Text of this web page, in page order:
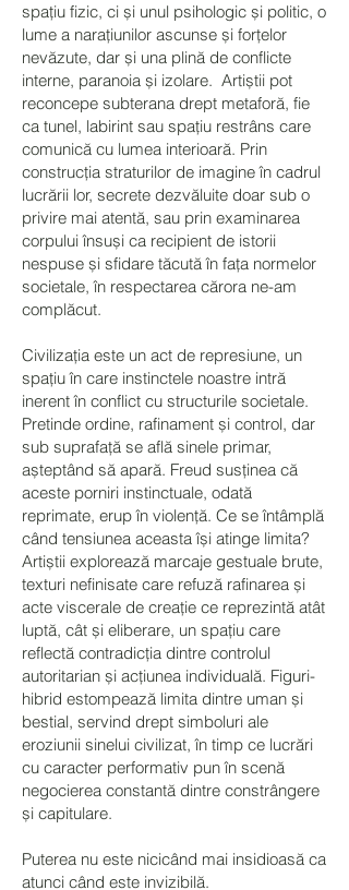
spațiu fizic, ci și unul psihologic și politic, o
lume a narațiunilor ascunse și forțelor
nevăzute, dar și una plină de conflicte
interne, paranoia și izolare. Artiștii pot
reconcepe subterana drept metaforă, fie
ca tunel, labirint sau spațiu restrâns care
comunică cu lumea interioară. Prin
construcția straturilor de imagine în cadrul
lucrării lor, secrete dezvăluite doar sub o
privire mai atentă, sau prin examinarea
corpului însuși ca recipient de istorii
nespuse și sfidare tăcută în fața normelor
societale, în respectarea cărora ne-am
complăcut.
Civilizația este un act de represiune, un
spațiu în care instinctele noastre intră
inerent în conflict cu structurile societale.
Pretinde ordine, rafinament și control, dar
sub suprafață se află sinele primar,
așteptând să apară. Freud susținea că
aceste porniri instinctuale, odată
reprimate, erup în violență. Ce se întâmplă
când tensiunea aceasta își atinge limita?
Artiștii explorează marcaje gestuale brute,
texturi nefinisate care refuză rafinarea și
acte viscerale de creație ce reprezintă atât
luptă, cât și eliberare, un spațiu care
reflectă contradicția dintre controlul
autoritarian și acțiunea individuală. Figuri-
hibrid estompează limita dintre uman și
bestial, servind drept simboluri ale
eroziunii sinelui civilizat, în timp ce lucrări
cu caracter performativ pun în scenă
negocierea constantă dintre constrângere
și capitulare.
Puterea nu este nicicând mai insidioasă ca
atunci când este invizibilă.